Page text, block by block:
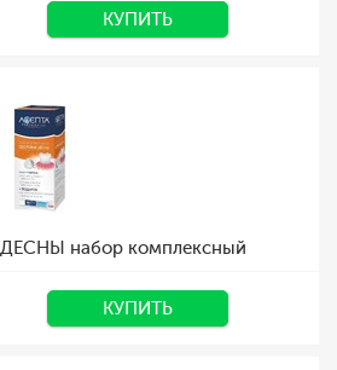
КУПИТЬ
набор комплексный
КУПИТЬ